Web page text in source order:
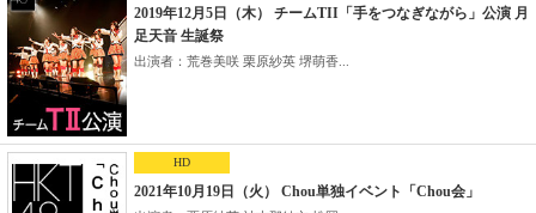
2019年12月5日（木） チームTII「手をつなぎながら」公演 月
足天音 生誕祭
出演者：荒巻美咲 栗原紗英 堺萌香...
HD
2021年10月19日（火） Chou単独イベント「Chou会」